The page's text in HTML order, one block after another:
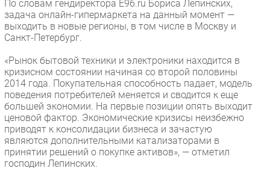
Здоровье
РАЗДЕЛЫ
Новости
Аналитика
Интервью
Мероприятия
Проекты
IT класс
Тестовый стенд
По словам гендиректора Е96.ru Бориса Лепинских,
задача онлайн-гипермаркета на данный момент —
выходить в новые регионы, в том числе в Москву и
Санкт-Петербург.
«Рынок бытовой техники и электроники находится в
кризисном состоянии начиная со второй половины
2014 года. Покупательная способность падает, модель
поведения потребителей меняется и сводится к еще
большей экономии. На первые позиции опять выходит
ценовой фактор. Экономические кризисы неизбежно
приводят к консолидации бизнеса и зачастую
являются дополнительными катализаторами в
принятии решений о покупке активов», — отметил
господин Лепинских.